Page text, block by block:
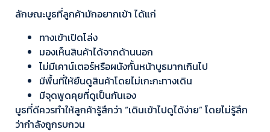
ลักษณะบูธที่ลูกค้ามักอยากเข้า ได้แก่
ทางเข้าเปิดโล่ง
มองเห็นสินค้าได้จากด้านนอก
ไม่มีเคาน์เตอร์หรือผนังกั้นหน้าบูธมากเกินไป
มีพื้นที่ให้ยืนดูสินค้าโดยไม่เกะกะทางเดิน
มีจุดพูดคุยที่ดูเป็นกันเอง
บูธที่ดีควรทำให้ลูกค้ารู้สึกว่า “เดินเข้าไปดูได้ง่าย” โดยไม่รู้สึก
ว่ากำลังถูกรบกวน